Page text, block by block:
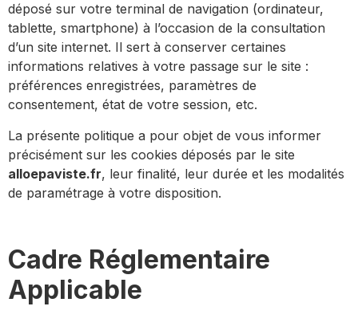
déposé sur votre terminal de navigation (ordinateur,
tablette, smartphone) à l’occasion de la consultation
d’un site internet. Il sert à conserver certaines
informations relatives à votre passage sur le site :
préférences enregistrées, paramètres de
consentement, état de votre session, etc.
La présente politique a pour objet de vous informer
précisément sur les cookies déposés par le site
alloepaviste.fr, leur finalité, leur durée et les modalités
de paramétrage à votre disposition.
Cadre Réglementaire
Applicable